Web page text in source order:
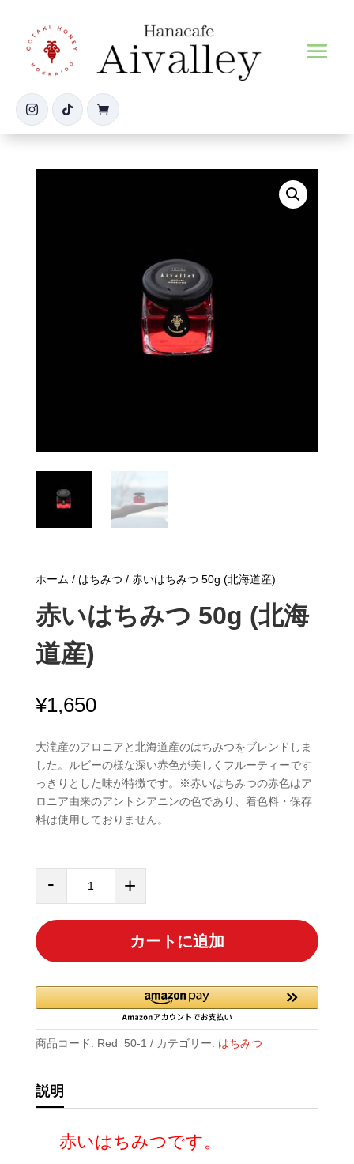
  
ホーム / はちみつ / 赤いはちみつ 50g (北海道産)
赤いはちみつ 50g (北海
道産)
¥1,650
大滝産のアロニアと北海道産のはちみつをブレンドしま
した。ルビーの様な深い赤色が美しくフルーティーです
っきりとした味が特徴です。※赤いはちみつの赤色はア
ロニア由来のアントシアニンの色であり、着色料・保存
料は使用しておりません。
-
ち
み
50g
(北
道
+
カートに追加
商品コード: Red_50-1 カテゴリー: はちみつ
説明
赤いはちみつです。